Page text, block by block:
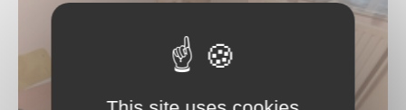
Violon
Violoncelle
Les professeurs